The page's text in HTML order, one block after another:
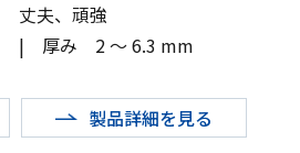
丈夫、頑強
| 厚み 2～6.3 mm
製品詳細を見る